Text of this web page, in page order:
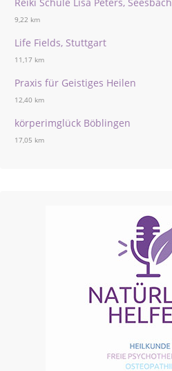
9,22 km
Life Fields, Stuttgart
11,17 km
Praxis für Geistiges Heilen
12,40 km
körperimglück Böblingen
17,05 km